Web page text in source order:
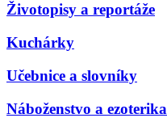
Životopisy a reportáže
Kuchárky
Učebnice a slovníky
Náboženstvo a ezoterika